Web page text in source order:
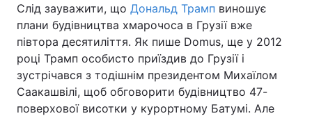
Слід зауважити, що Дональд Трамп виношує
плани будівництва хмарочоса в Грузії вже
півтора десятиліття. Як пише Domus, ще у 2012
році Трамп особисто приїздив до Грузії і
зустрічався з тодішнім президентом Михаїлом
Саакашвілі, щоб обговорити будівництво 47-
поверхової висотки у курортному Батумі. Але